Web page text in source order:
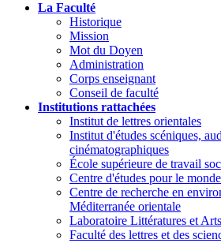
La Faculté
Historique
Mission
Mot du Doyen
Administration
Corps enseignant
Conseil de faculté
Institutions rattachées
Institut de lettres orientales
Institut d'études scéniques,
cinématographiques
École supérieure de travail
Centre d'études pour le
Centre de recherche en
Méditerranée orientale
Laboratoire Littératures et Arts
Faculté des lettres et des